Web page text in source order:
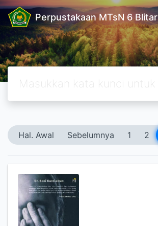
Perpustakaan MTsN 6 Blitar
Hal. Awal Sebelumnya 1 2